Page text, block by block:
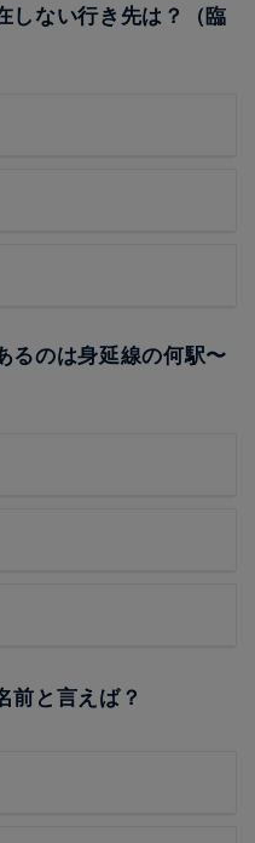
しない行き先は？（臨
るのは身延線の何駅〜
前と言えば？